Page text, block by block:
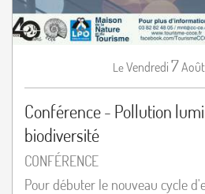
LeVendredi 7Août
Conférence - Pollution
biodiversité
CONFÉRENCE
Pour débuter le nouveau cycle